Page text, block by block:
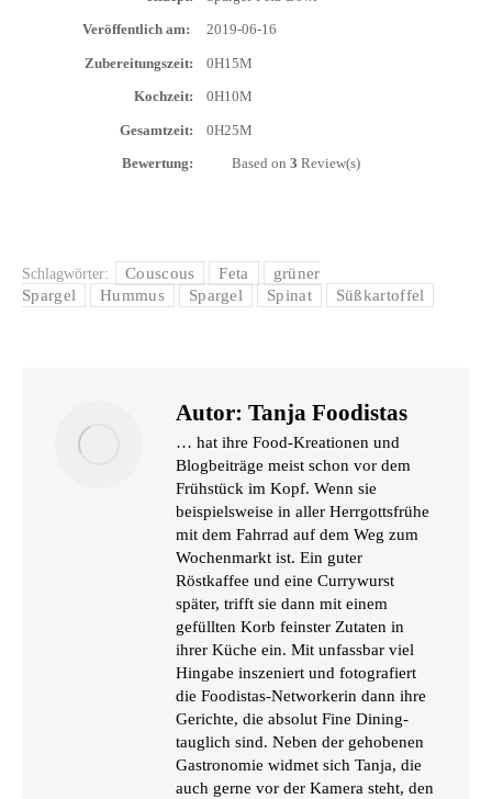
Ver­öf­fent­lich am: 2019-06-16
Zube­rei­tungs­zeit: 0H15M
Koch­zeit: 0H10M
Gesamt­zeit: 0H25M
Bewer­tung: Based on3 Review(s)
Schlagwörter: Couscous Feta
grüner
Spargel
Hummus Spargel Spinat Süßkartoffel
Autor: Tanja Foodistas
… hat ihre Food-Kreationen und
Blogbeiträge meist schon vor dem
Frühstück im Kopf. Wenn sie
beispielsweise in aller Herrgottsfrühe
mit dem Fahrrad auf dem Weg zum
Wochenmarkt ist. Ein guter
Röstkaffee und eine Currywurst
später, trifft sie dann mit einem
gefüllten Korb feinster Zutaten in
ihrer Küche ein. Mit unfassbar viel
Hingabe inszeniert und fotografiert
die Foodistas-Networkerin dann ihre
Gerichte, die absolut Fine Dining-
tauglich sind. Neben der gehobenen
Gastronomie widmet sich Tanja, die
auch gerne vor der Kamera steht, den